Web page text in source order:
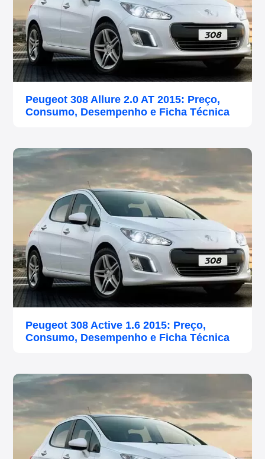
Peugeot 308 Allure 2.0 AT 2015: Preço,
Consumo, Desempenho e Ficha Técnica
Peugeot 308 Active 1.6 2015: Preço,
Consumo, Desempenho e Ficha Técnica